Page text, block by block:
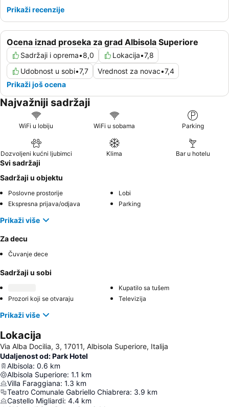
Ocena iznad proseka za grad Albisola Superiore
Sadržaji i oprema•8,0 Lokacija•7,8
Udobnost u sobi•7,7 Vrednost za novac•7,4
Prikaži još ocena
Prikaži recenzije
Najvažniji sadržaji
WiFi u lobiju WiFi u sobama Parking
Dozvoljeni kućni ljubimci Klima Bar u hotelu
Svi sadržaji
Sadržaji u objektu
Poslovne prostorije
Lobi
Ekspresna prijava/odjava
Parking
Prikaži više
Za decu
Čuvanje dece
Sadržaji u sobi
Kupatilo sa tušem
Prozori koji se otvaraju
Televizija
Prikaži više
Lokacija
Via Alba Docilia, 3, 17011, Albisola Superiore, Italija
Udaljenost od: Park Hotel
Albisola: 0.6 km
Albisola Superiore: 1.1 km
Villa Faraggiana: 1.3 km
Teatro Comunale Gabriello Chiabrera: 3.9 km
Castello Migliardi: 4.4 km